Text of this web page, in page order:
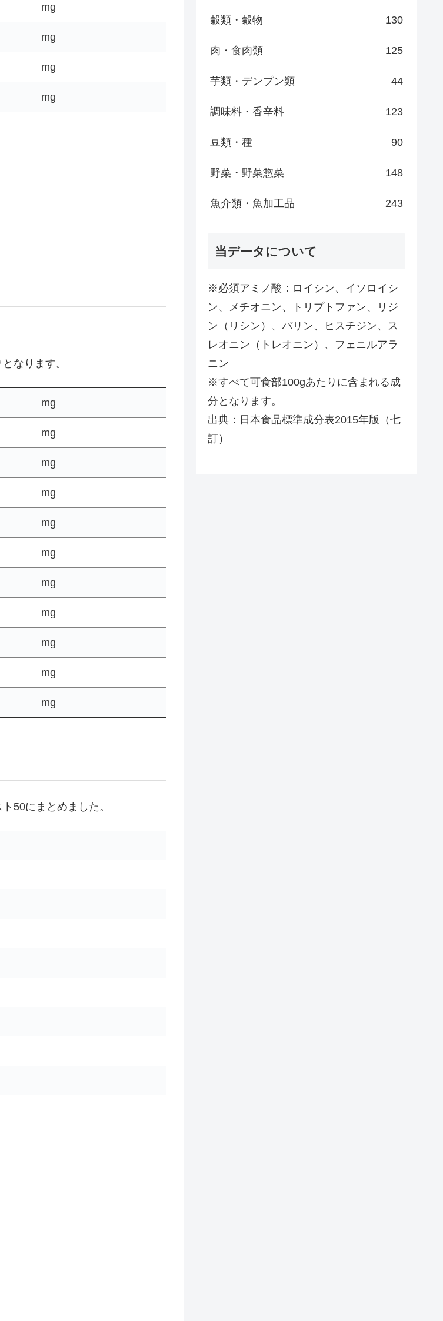
mg
mg
mg
mg
なります。
mg
mg
mg
mg
mg
mg
mg
mg
mg
mg
mg
50にまとめました。
穀類・穀物 130
肉・食肉類 125
芋類・デンプン類 44
調味料・香辛料 123
豆類・種 90
野菜・野菜惣菜 148
魚介類・魚加工品 243
当データについて
※必須アミノ酸：ロイシン、イソロイシ
ン、メチオニン、トリプトファン、リジ
ン（リシン）、バリン、ヒスチジン、ス
レオニン（トレオニン）、フェニルアラ
ニン
※すべて可食部100gあたりに含まれる成
分となります。
出典：日本食品標準成分表2015年版（七
訂）